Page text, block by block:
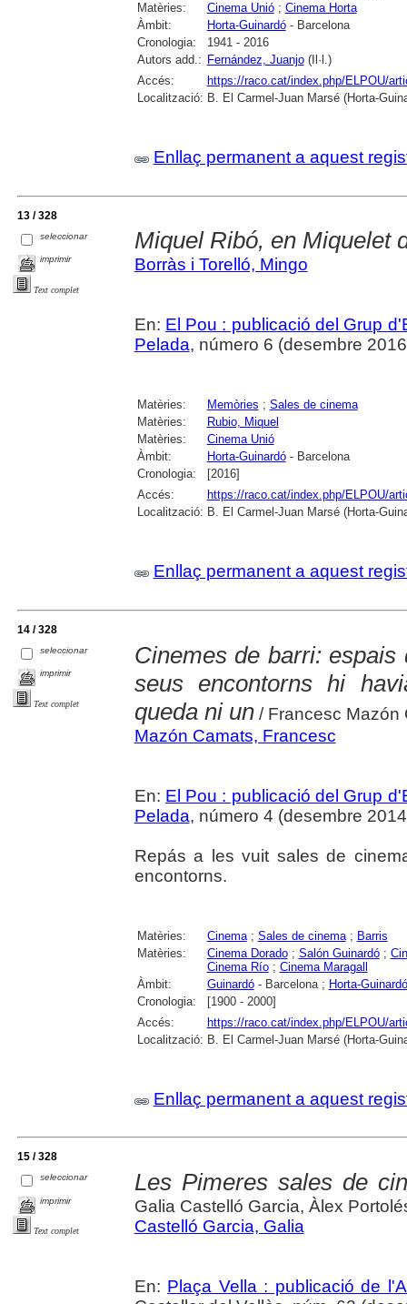
Matèries:
Cinema Unió; Cinema Horta
Àmbit:
Horta-Guinardó- Barcelona
Cronologia:
1941 - 2016
Autors add.: Fernández, Juanjo(Il·l.)
Accés:
https://raco.cat/index.php/ELPOU/
Localització: B. El Carmel-Juan Marsé (Horta-
Enllaç permanent a aquest
13 / 328
seleccionar
imprimir
Text complet
Miquel Ribó, en Miquelet
Borràs i Torelló, Mingo
En: El Pou : publicació del Grup
Pelada, número 6 (desembre
Matèries: Memòries ; Sales de cinema
Matèries:
Rubio, Miquel
Matèries:
Cinema Unió
Àmbit:
Horta-Guinardó- Barcelona
Cronologia:
[2016]
Accés:
https://raco.cat/index.php/ELPOU/
Localització: B. El Carmel-Juan Marsé (Horta-
Enllaç permanent a aquest
14 / 328
seleccionar
imprimir
Text complet
Cinemes de barri:
seus encontorns hi
queda ni un/ Francesc Mazón
Mazón Camats, Francesc
En: El Pou : publicació del Grup
Pelada, número 4 (desembre
Repás a les vuit sales de
encontorns.
Matèries: Cinema; Sales de cinema; Barris
Matèries:
Cinema Dorado; Salón Guinardó;
Cinema Río; Cinema Maragall
Àmbit:
Guinardó- Barcelona ; Horta-Guinardó
Cronologia:
[1900 - 2000]
Accés:
https://raco.cat/index.php/ELPOU/
Localització: B. El Carmel-Juan Marsé (Horta-
Enllaç permanent a aquest
15 / 328
seleccionar
imprimir
Text complet
Les Pimeres sales de
Galia Castelló Garcia, Àlex
Castelló Garcia, Galia
En: Plaça Vella : publicació de